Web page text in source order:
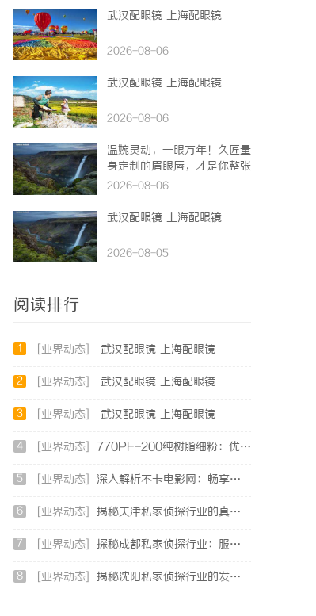
武汉配眼镜 上海配眼镜
2026-08-06
武汉配眼镜 上海配眼镜
2026-08-06
温婉灵动，一眼万年！久匠量
身定制的眉眼唇，才是你整张
脸的点睛之笔！淡颜系女生的
2026-08-06
武汉配眼镜 上海配眼镜
2026-08-05
阅读排行
1 [业界动态] 武汉配眼镜 上海配眼镜
2 [业界动态] 武汉配眼镜 上海配眼镜
3 [业界动态] 武汉配眼镜 上海配眼镜
4 [业界动态] 770PF-200纯树脂细粉：优质材料的全貌与应用
5 [业界动态] 深入解析不卡电影网：畅享高清影视体验的最佳选择
6 [业界动态] 揭秘天津私家侦探行业的真实面貌与服务优势
7 [业界动态] 探秘成都私家侦探行业：服务、案例与市场现状全面解析
8 [业界动态] 揭秘沈阳私家侦探行业的发展与应用：专业侦探服务的全方位解析